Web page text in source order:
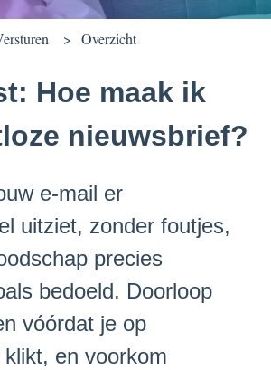
Overzicht
Hoe maak ik
nieuwsbrief?
e-mail er
uitziet, zonder foutjes,
precies
bedoeld. Doorloop
vóórdat je op
en voorkom